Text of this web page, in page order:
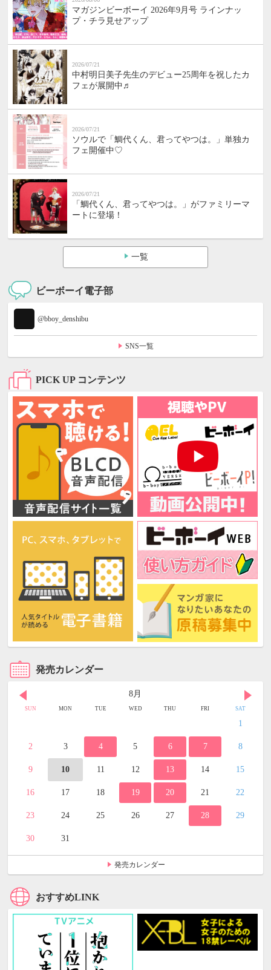
マガジンビーボーイ 2026年9月号 ラインナッ
プ・チラ見せアップ
2026/07/21
中村明日美子先生のデビュー25周年を祝したカ
フェが展開中♬
2026/07/21
ソウルで「鯛代くん、君ってやつは。」単独カ
フェ開催中♡
2026/07/21
「鯛代くん、君ってやつは。」がファミリーマ
ートに登場！
一覧
ビーボーイ電子部
@bboy_denshibu
SNS一覧
PICK UP コンテンツ
発売カレンダー
8月
SUN MON TUE WED THU FRI SAT
1
2 3 4 5 6 7 8
9 10 11 12 13 14 15
16 17 18 19 20 21 22
23 24 25 26 27 28 29
30 31
発売カレンダー
おすすめLINK